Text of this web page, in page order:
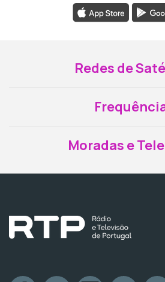
Redes de
Moradas e